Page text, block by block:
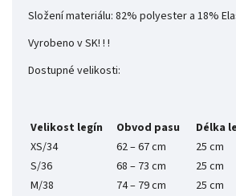
Složení materiálu: 82% polyester a 18%
Vyrobeno v SK! ! !
Dostupné velikosti:
Velikost legín Obvod pasu
Délka
XS/34
62 – 67 cm
25 cm
S/36
68 – 73 cm
25 cm
M/38
74 – 79 cm
25 cm